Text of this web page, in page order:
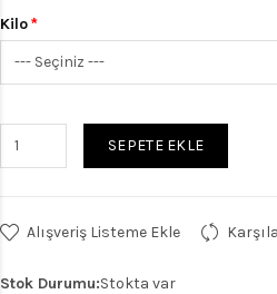
Kilo
SEPETE EKLE
Alışveriş Listeme Ekle
Stok Durumu:Stokta var